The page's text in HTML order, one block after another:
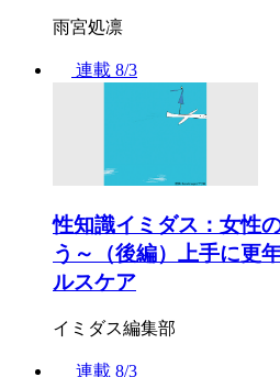
雨宮処凛
連載 8/3
性知識イミダス：女性
う～（後編）上手に更
ルスケア
イミダス編集部
連載 8/3